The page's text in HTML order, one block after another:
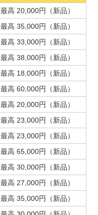
最高 20,000円（新品）
最高 35,000円（新品）
最高 33,000円（新品）
最高 38,000円（新品）
最高 18,000円（新品）
最高 60,000円（新品）
最高 20,000円（新品）
最高 23,000円（新品）
最高 23,000円（新品）
最高 65,000円（新品）
最高 30,000円（新品）
最高 27,000円（新品）
最高 35,000円（新品）